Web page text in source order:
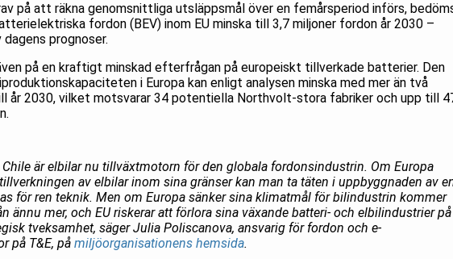
på att räkna genomsnittliga utsläppsmål över en femårsperiod införs,
fordon (BEV) inom EU minska till 3,7 miljoner fordon år 2030 –
prognoser.
på en kraftigt minskad efterfrågan på europeiskt tillverkade batterier. Den
i Europa kan enligt analysen minska med mer än två
år 2030, vilket motsvarar 34 potentiella Northvolt-stora fabriker och upp till
är elbilar nu tillväxtmotorn för den globala fordonsindustrin. Om Europa
av elbilar inom sina gränser kan man ta täten i uppbyggnaden av
för ren teknik. Men om Europa sänker sina klimatmål för bilindustrin kommer
ännu mer, och EU riskerar att förlora sina växande batteri- och elbilindustrier på
tveksamhet, säger Julia Poliscanova, ansvarig för fordon och e-
på T&E, på miljöorganisationens hemsida.